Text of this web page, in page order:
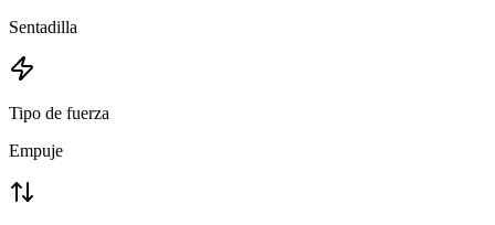
Sentadilla
Tipo de fuerza
Empuje